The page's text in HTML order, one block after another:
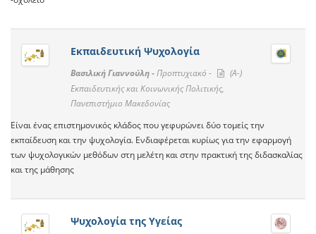
Εκπαιδευτική Ψυχολογία
Βασιλική Γιαννούλη -Προπτυχιακό -
(A-)
Εκπαιδευτικής και Κοινωνικής Πολιτικής,
Πανεπιστήμιο Μακεδονίας
Είναι ένας επιστημονικός κλάδος που γεφυρώνει δύο τομείς την
εκπαίδευση και την ψυχολογία. Ενδιαφέρεται κυρίως για την εφαρμογή
των ψυχολογικών μεθόδων στη μελέτη και στην πρακτική της διδασκαλίας
και της μάθησης
Ψυχολογία της Υγείας